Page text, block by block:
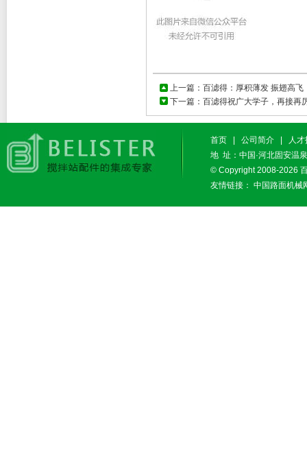
上一篇： 百滤得：厚积薄发 振翅高飞
下一篇： 百滤得祝广大学子，再接再
首页 公司简介
人
地 址：中国·河北固安温
© Copyright 2008-2026
友情链接： 中国路面机械